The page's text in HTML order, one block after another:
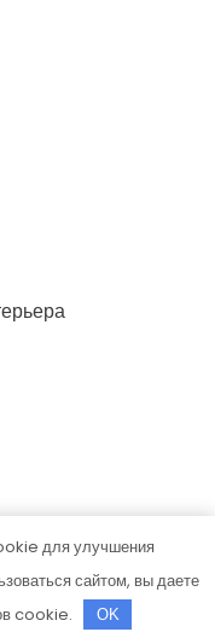
для улучшения
сайтом, вы даете
cookie.
OK